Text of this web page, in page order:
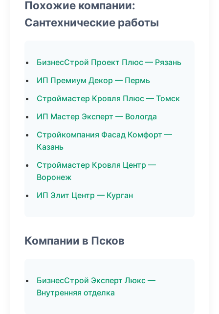
Похожие компании:
Сантехнические работы
БизнесСтрой Проект Плюс — Рязань
ИП Премиум Декор — Пермь
Строймастер Кровля Плюс — Томск
ИП Мастер Эксперт — Вологда
Стройкомпания Фасад Комфорт —
Казань
Строймастер Кровля Центр —
Воронеж
ИП Элит Центр — Курган
Компании в Псков
БизнесСтрой Эксперт Люкс —
Внутренняя отделка